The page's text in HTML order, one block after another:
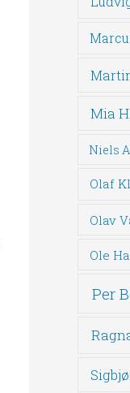
Mia
Niels
Olaf
Olav
Ole
Per